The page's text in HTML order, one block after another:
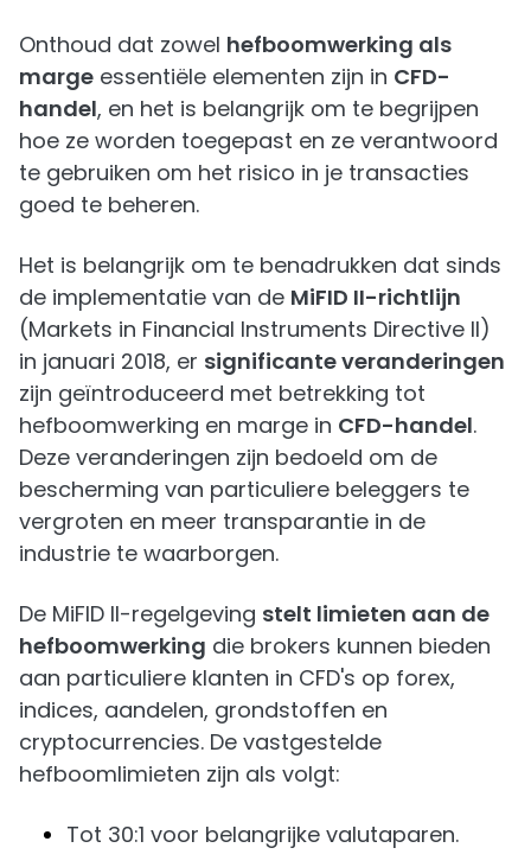
Onthoud dat zowel hefboomwerking als
marge essentiële elementen zijn in CFD-
handel, en het is belangrijk om te begrijpen
hoe ze worden toegepast en ze verantwoord
te gebruiken om het risico in je transacties
goed te beheren.
Het is belangrijk om te benadrukken dat sinds
de implementatie van de MiFID II-richtlijn
(Markets in Financial Instruments Directive II)
in januari 2018, er significante veranderingen
zijn geïntroduceerd met betrekking tot
hefboomwerking en marge in CFD-handel.
Deze veranderingen zijn bedoeld om de
bescherming van particuliere beleggers te
vergroten en meer transparantie in de
industrie te waarborgen.
De MiFID II-regelgeving stelt limieten aan de
hefboomwerking die brokers kunnen bieden
aan particuliere klanten in CFD's op forex,
indices, aandelen, grondstoffen en
cryptocurrencies. De vastgestelde
hefboomlimieten zijn als volgt:
Tot 30:1 voor belangrijke valutaparen.